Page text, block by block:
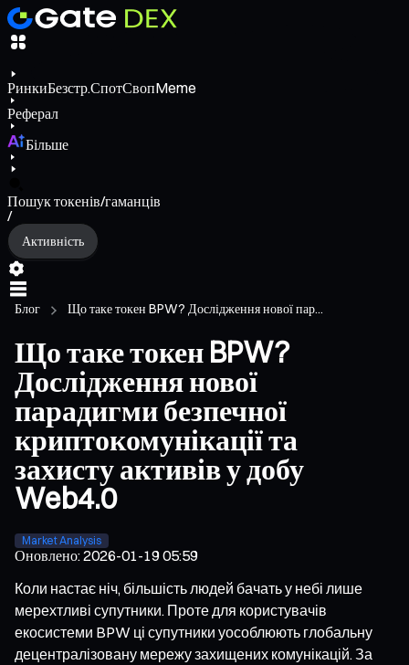
РинкиБезстр.СпотСвопMeme
Реферал
Більше
Пошук токенів/гаманців
/
Активність
Блог Що таке токен BPW? Дослідження нової пар...
Що таке токен BPW?
Дослідження нової
парадигми безпечної
криптокомунікації та
захисту активів у добу
Web4.0
Market Analysis
Оновлено:2026-01-19 05:59
Коли настає ніч, більшість людей бачать у небі лише
мерехтливі супутники. Проте для користувачів
екосистеми BPW ці супутники уособлюють глобальну
децентралізовану мережу захищених комунікацій. За